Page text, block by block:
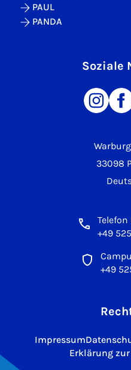
33098
+49
+49
PAUL
PANDA
Soziale
Impressum
Erklärung